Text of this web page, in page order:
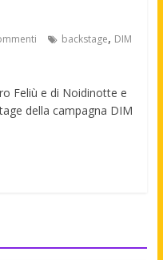
backstage, DIM
Feliù e di Noidinotte e
della campagna DIM